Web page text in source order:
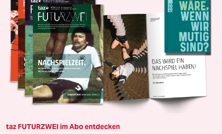
taz FUTURZWEI im Abo entdecken